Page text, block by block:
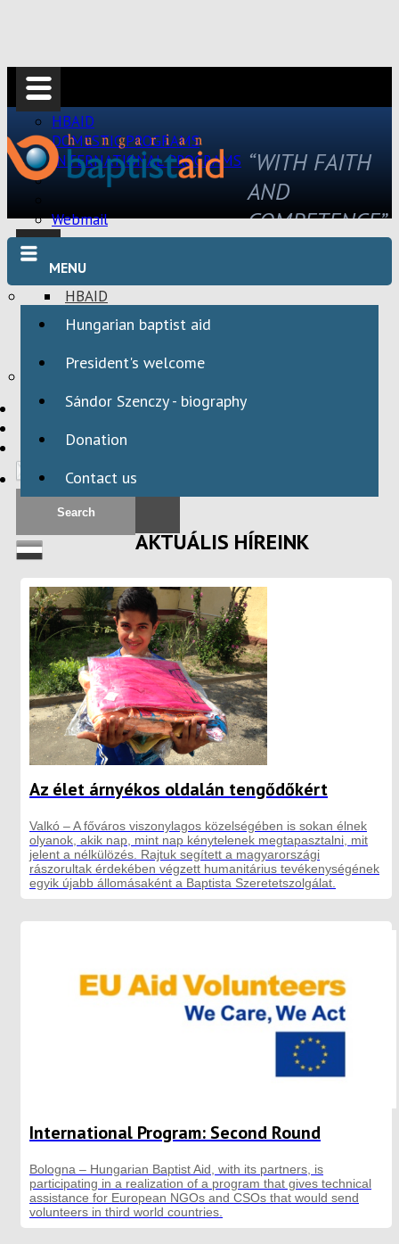
HBAID
DOMESTIC PROGRAMS
INTERNATIONAL PROGRAMS
Webmail
HBAID
DOMESTIC PROGRAMS
HBAID
INTERNATIONAL PROGRAMS
“WITH FAITH
AND
COMPETENCE”
MENU
Hungarian baptist aid
President's welcome
Sándor Szenczy - biography
Donation
Contact us
AKTUÁLIS HÍREINK
Az élet árnyékos oldalán tengődőkért
Valkó – A főváros viszonylagos közelségében is sokan élnek
olyanok, akik nap, mint nap kénytelenek megtapasztalni, mit
jelent a nélkülözés. Rajtuk segített a magyarországi
rászorultak érdekében végzett humanitárius tevékenységének
egyik újabb állomásaként a Baptista Szeretetszolgálat.
International Program: Second Round
Bologna – Hungarian Baptist Aid, with its partners, is
participating in a realization of a program that gives technical
assistance for European NGOs and CSOs that would send
volunteers in third world countries.